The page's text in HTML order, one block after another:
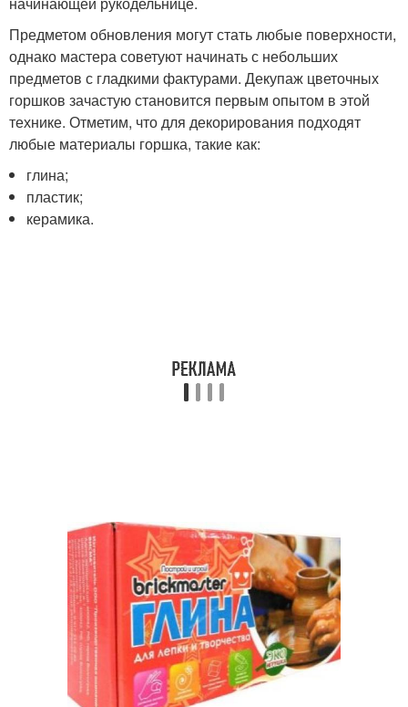
Предметом обновления могут стать любые поверхности,
однако мастера советуют начинать с небольших
предметов с гладкими фактурами. Декупаж цветочных
горшков зачастую становится первым опытом в этой
технике. Отметим, что для декорирования подходят
любые материалы горшка, такие как:
глина;
пластик;
керамика.